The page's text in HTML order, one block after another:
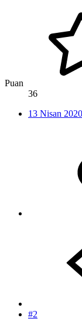
Puan
36
13 Nisan 2020
#2